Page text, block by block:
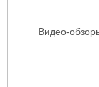
Видео-